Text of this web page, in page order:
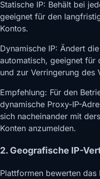
Statische IP: Behält bei
geeignet für den
Kontos.
Dynamische IP: Ändert
automatisch, geeignet für
und zur Verringerung des
Empfehlung: Für den
dynamische Proxy-IP-
sich nacheinander mit
Konten anzumelden.
2. Geografische IP-
Plattformen bewerten